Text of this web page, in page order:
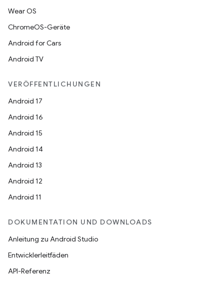
Wear OS
ChromeOS-Geräte
Android for Cars
Android TV
VERÖFFENTLICHUNGEN
Android 17
Android 16
Android 15
Android 14
Android 13
Android 12
Android 11
DOKUMENTATION UND DOWNLOADS
Anleitung zu Android Studio
Entwicklerleitfäden
API-Referenz